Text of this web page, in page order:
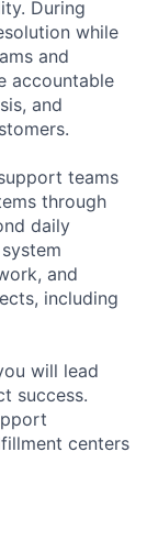
During
while
and
accountable
and
teams
through
daily
and
including
will lead
success.
centers